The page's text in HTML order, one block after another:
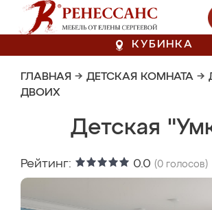
КУБИНКА
ГЛАВНАЯ → ДЕТСКАЯ КОМНАТА →
ДВОИХ
Детская
Рейтинг: 0.0 (0 голосов)